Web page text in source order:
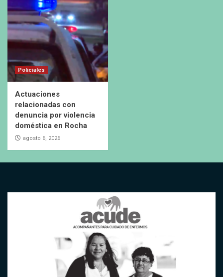
Policiales
Actuaciones
relacionadas con
denuncia por violencia
doméstica en Rocha
agosto 6, 2026